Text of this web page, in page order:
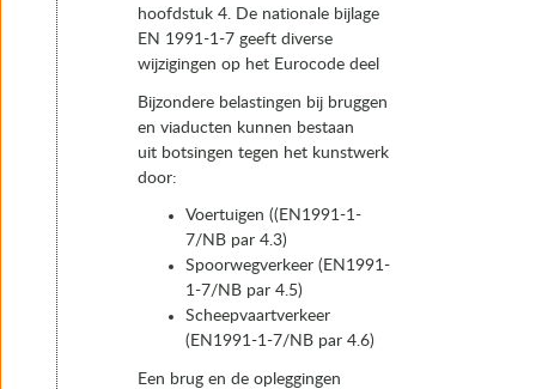
3.11 Bijzondere belastingen (A)
3.11.1 Voertuigen
3.11.2 Spoorwegverkeer
3.12 Aardbevingsbelasting
3.14 Ontwerpsituatie (combinaties van belastingen en
5. Het keuzeproces van oplegsystemen en opleggingen
7. Instandhouding
hoofdstuk 4. De nationale bijlage
EN 1991-1-7 geeft diverse
wijzigingen op het Eurocode deel
Bijzondere belastingen bij bruggen
en viaducten kunnen bestaan
uit botsingen tegen het kunstwerk
door:
Voertuigen ((EN1991-1-
7/NB par 4.3)
Spoorwegverkeer (EN1991-
1-7/NB par 4.5)
Scheepvaartverkeer
(EN1991-1-7/NB par 4.6)
Een brug en de opleggingen